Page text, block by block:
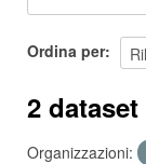
Ordina per
2
Organizzazioni: